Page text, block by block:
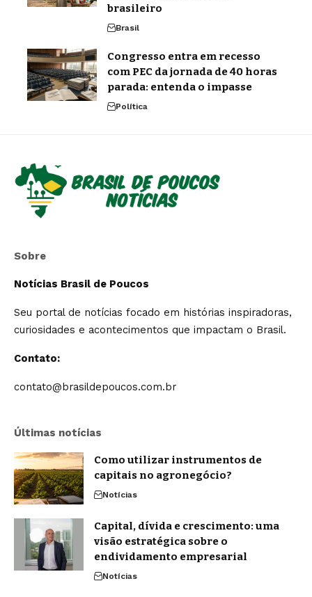
brasileiro
Brasil
Congresso entra em recesso
com PEC da jornada de 40 horas
parada: entenda o impasse
Política
Sobre
Notícias Brasil de Poucos
Seu portal de notícias focado em histórias inspiradoras,
curiosidades e acontecimentos que impactam o Brasil.
Contato:
contato@brasildepoucos.com.br
Últimas notícias
Como utilizar instrumentos de
capitais no agronegócio?
Notícias
Capital, dívida e crescimento: uma
visão estratégica sobre o
endividamento empresarial
Notícias